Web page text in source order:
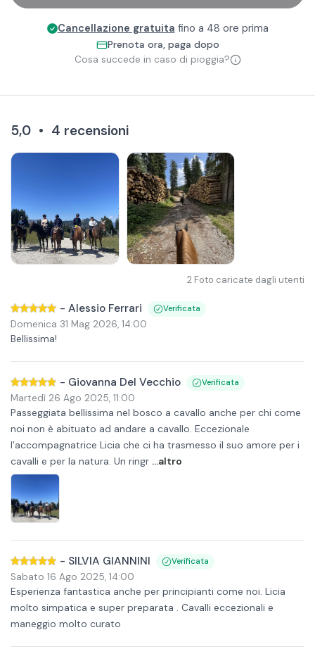
Cancellazione gratuita fino a 48 ore prima
Prenota ora, paga dopo
Cosa succede in caso di pioggia?
5,0 • 4 recensioni
2 Foto caricate dagli utenti
- Alessio Ferrari Verificata
Domenica 31 Mag 2026, 14:00
Bellissima!
- Giovanna Del Vecchio Verificata
Martedì 26 Ago 2025, 11:00
Passeggiata bellissima nel bosco a cavallo anche per chi come
noi non è abituato ad andare a cavallo. Eccezionale
l’accompagnatrice Licia che ci ha trasmesso il suo amore per i
cavalli e per la natura. Un ringr ...altro
- SILVIA GIANNINI Verificata
Sabato 16 Ago 2025, 14:00
Esperienza fantastica anche per principianti come noi. Licia
molto simpatica e super preparata . Cavalli eccezionali e
maneggio molto curato